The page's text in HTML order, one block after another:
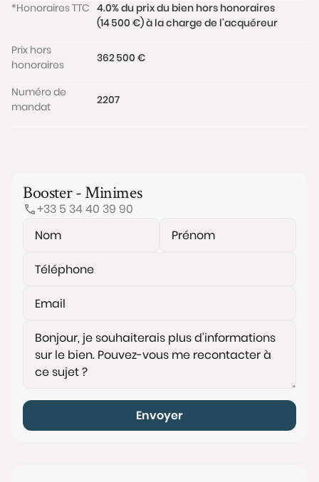
*Honoraires TTC 4.0% du prix du bien hors honoraires
(14 500 €) à la charge de l'acquéreur
Prix hors
honoraires
362 500 €
Numéro de
mandat
2207
Booster - Minimes
+33 5 34 40 39 90
Envoyer